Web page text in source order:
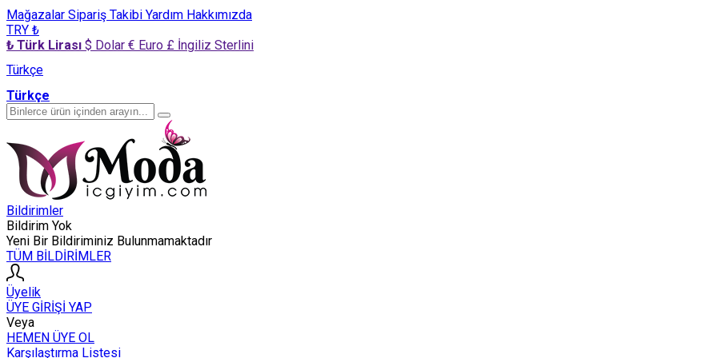
Mağazalar Sipariş Takibi Yardım Hakkımızda
TRY ₺
₺ Türk Lirası $ Dolar € Euro £ İngiliz Sterlini
Türkçe
Türkçe
Bildirimler
Bildirim Yok
Yeni Bir Bildiriminiz Bulunmamaktadır
TÜM BİLDİRİMLER
Üyelik
ÜYE GİRİŞİ YAP
Veya
HEMEN ÜYE OL
Karşılaştırma Listesi